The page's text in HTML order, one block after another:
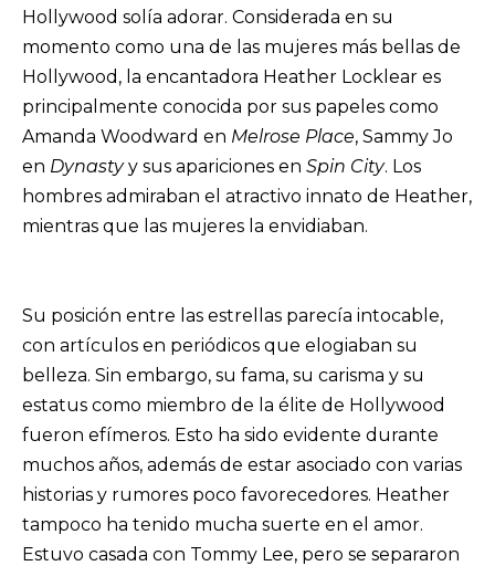
Hollywood solía adorar. Considerada en su
momento como una de las mujeres más bellas de
Hollywood, la encantadora Heather Locklear es
principalmente conocida por sus papeles como
Amanda Woodward en Melrose Place, Sammy Jo
en Dynastyy sus apariciones en Spin City. Los
hombres admiraban el atractivo innato de Heather,
mientras que las mujeres la envidiaban.
Su posición entre las estrellas parecía intocable,
con artículos en periódicos que elogiaban su
belleza. Sin embargo, su fama, su carisma y su
estatus como miembro de la élite de Hollywood
fueron efímeros. Esto ha sido evidente durante
muchos años, además de estar asociado con varias
historias y rumores poco favorecedores. Heather
tampoco ha tenido mucha suerte en el amor.
Estuvo casada con Tommy Lee, pero se separaron